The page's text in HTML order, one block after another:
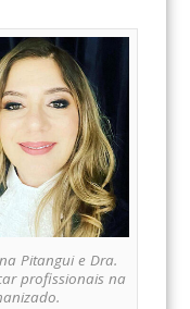
Pitangui e Dra.
profissionais na